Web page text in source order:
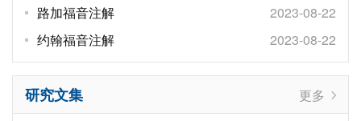
路加福音注解
2023-08-22
约翰福音注解
2023-08-22
研究文集 更多